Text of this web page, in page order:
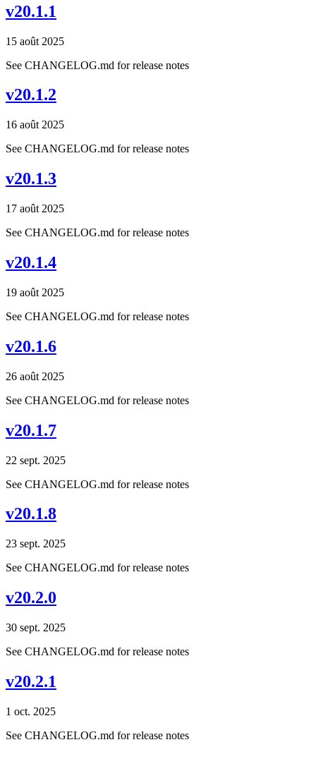
v20.1.1
15 août 2025
See CHANGELOG.md for release notes
v20.1.2
16 août 2025
See CHANGELOG.md for release notes
v20.1.3
17 août 2025
See CHANGELOG.md for release notes
v20.1.4
19 août 2025
See CHANGELOG.md for release notes
v20.1.6
26 août 2025
See CHANGELOG.md for release notes
v20.1.7
22 sept. 2025
See CHANGELOG.md for release notes
v20.1.8
23 sept. 2025
See CHANGELOG.md for release notes
v20.2.0
30 sept. 2025
See CHANGELOG.md for release notes
v20.2.1
1 oct. 2025
See CHANGELOG.md for release notes